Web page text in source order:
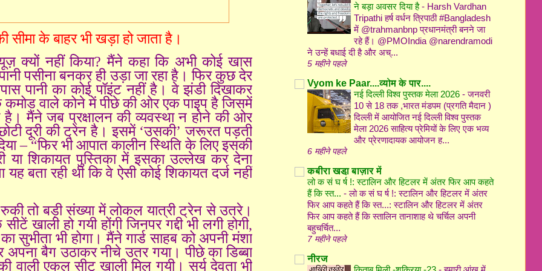
सीमा के बाहर भी खड़ा हो जाता है।
क्यों नहीं किया? मैंने कहा कि अभी कोई खास
पसीना बनकर ही उड़ा जा रहा है। फिर कुछ देर
पानी का कोई पॉइंट नहीं है। वे झंडी दिखाकर
कमोड वाले कोने में पीछे की ओर एक पाइप है जिसमें
है। मैंने जब प्रक्षालन की व्यवस्था न होने की ओर
दूरी की ट्रेन है। इसमें ‘उसकी’ जरूरत पड़ती
– “फिर भी आपात कालीन स्थिति के लिए इसकी
या शिकायत पुस्तिका में इसका उल्लेख कर देना
बता रही थी कि वे ऐसी कोई शिकायत दर्ज नहीं
तो बड़ी संख्या में लोकल यात्री ट्रेन से उतरे।
खाली हो गयी होंगी जिनपर गद्दी भी लगी होगी,
भी होगा। मैंने गार्ड साहब को अपनी मंशा
बैग उठाकर नीचे उतर गया। पीछे का डिब्बा
एकल सीट खाली मिल गयी। सूर्य देवता भी
ने बड़ा अवसर दिया है- Harsh Vardhan
Tripathi हर्ष वर्धन त्रिपाठी #Bangladesh
में @trahmanbnp प्रधानमंत्री बनने जा
रहे हैं। @PMOIndia @narendramodi
ने उन्हें बधाई दी है और अच्...
5 महीने पहले
Vyom ke Paar....व्योम के पार....
नई दिल्ली विश्व पुस्तक मेला 2026 -जनवरी
10 से 18 तक ,भारत मंडपम (प्रगति मैदान )
दिल्ली में आयोजित नई दिल्ली विश्व पुस्तक
मेला 2026 साहित्य प्रेमियों के लिए एक भव्य
और प्रेरणादायक आयोजन ह...
6 महीने पहले
कबीरा खडा़ बाज़ार में
लो क सं घ र्ष !: स्टालिन और हिटलर में अंतर फिर आप कहते
हैं कि स्त... -लो क सं घ र्ष !: स्टालिन और हिटलर में अंतर
फिर आप कहते हैं कि स्त...: स्टालिन और हिटलर में अंतर
फिर आप कहते हैं कि स्तालिन तानाशाह थे चर्चिल अपनी
बहुचर्चित...
7 महीने पहले
नीरज